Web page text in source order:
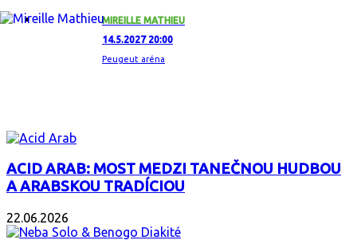
MIREILLE MATHIEU
14.5.2027 20:00
Peugeut aréna
ACID ARAB: MOST MEDZI TANEČNOU HUDBOU
A ARABSKOU TRADÍCIOU
22.06.2026